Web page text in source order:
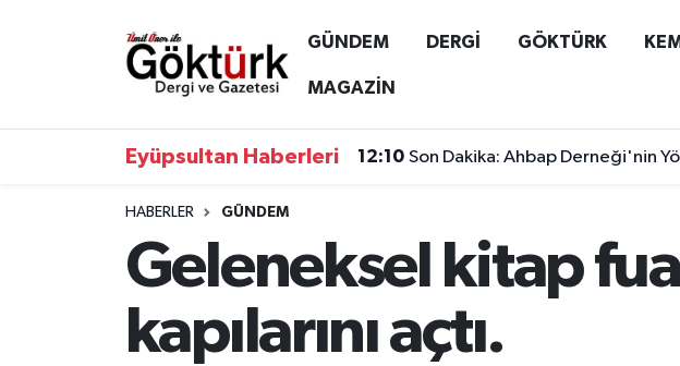
GÜNDEM DERGİ GÖKTÜRK
MAGAZİN
Eyüpsultan Haberleri 12:10 Son Dakika: Ahbap Derneği'nin
HABERLER GÜNDEM
Geleneksel kitap
kapılarını açtı.
Anne Çocuk
Eyüpsultan Hava Durumu
Tüm Manşetler
Son Dakika Haberleri